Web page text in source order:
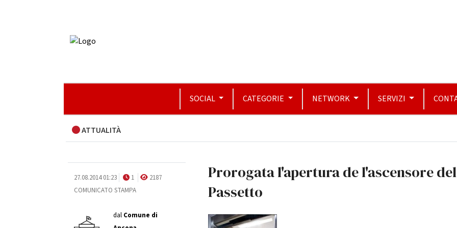
SOCIAL CATEGORIE NETWORK SERVIZI
ATTUALITÀ
27.08.2014 01:23 1
2187
COMUNICATO STAMPA
dal Comune di
Prorogata l'apertura de l'ascensore del
Passetto